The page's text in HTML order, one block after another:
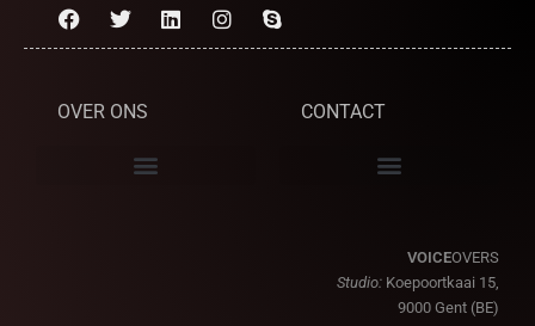
OVER ONS CONTACT
VOICEOVERS
Studio: Koepoortkaai 15,
9000 Gent (BE)